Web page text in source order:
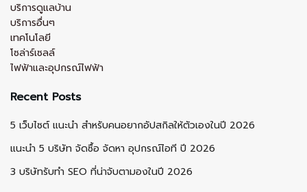
บริการดูแลบ้าน
บริการอื่นๆ
เทคโนโลยี
โซล่าร์เซลล์
ไฟฟ้าและอุปกรณ์ไฟฟ้า
Recent Posts
5 เว็บไซต์ แนะนำ สำหรับคนอยากอัปสกิลให้ตัวเองในปี 2026
แนะนำ 5 บริษัท จัดซื้อ จัดหา อุปกรณ์ไอที ปี 2026
3 บริษัทรับทำ SEO ที่น่าจับตามองในปี 2026